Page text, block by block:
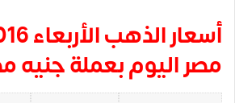
مصر اليوم بعملة جنيه